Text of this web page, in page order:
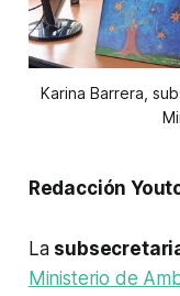
Karina Barrera,
Redacción
La
Ministerio de